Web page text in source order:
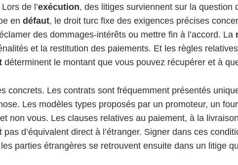
de l’exécution, des litiges surviennent sur la question
en défaut, le droit turc fixe des exigences précises
des dommages-intérêts ou mettre fin à l’accord. La
et la restitution des paiements. Et les règles
déterminent le montant que vous pouvez récupérer et à
Les contrats sont fréquemment présentés
Les modèles types proposés par un promoteur, un
non vous. Les clauses relatives au paiement, à la
d’équivalent direct à l’étranger. Signer dans ces
parties étrangères se retrouvent ensuite dans un litige